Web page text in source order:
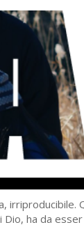
irriproducibile.
ha da